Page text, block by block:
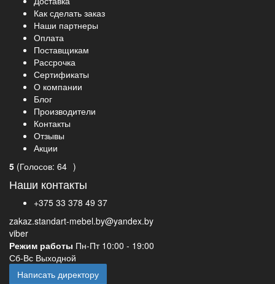
Как сделать заказ
Наши партнеры
Оплата
Поставщикам
Рассрочка
Сертификаты
О компании
Блог
Производители
Контакты
Отзывы
Акции
5 (Голосов: 64 )
Наши контакты
+375 33 378 49 37
zakaz.standart-mebel.by@yandex.by
viber
Режим работы Пн-Пт 10:00 - 19:00
Сб-Вс Выходной
Написать директору